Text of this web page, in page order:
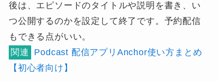
後は、エピソードのタイトルや説明を書き、い
つ公開するのかを設定して終了です。 予約配信
もできる 点がいい。
関連
Podcast 配信アプリAnchor使い方まとめ
【初心者向け】